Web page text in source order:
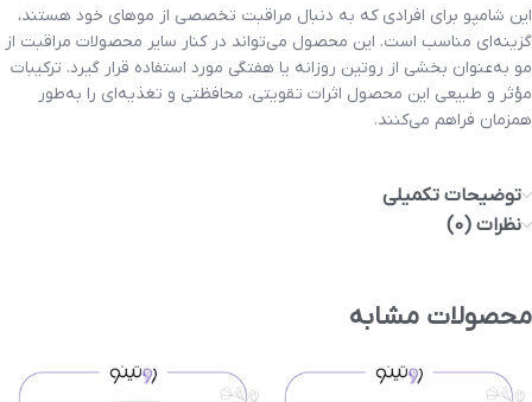
این شامپو برای افرادی که به دنبال مراقبت تخصصی از موهای خود هستند،
گزینه‌ای مناسب است. این محصول می‌تواند در کنار سایر محصولات مراقبت از
مو به‌عنوان بخشی از روتین روزانه یا هفتگی مورد استفاده قرار گیرد. ترکیبات
مؤثر و طبیعی این محصول اثرات تقویتی، محافظتی و تغذیه‌ای را به‌طور
همزمان فراهم می‌کنند.
توضیحات تکمیلی
نظرات (0)
محصولات مشابه